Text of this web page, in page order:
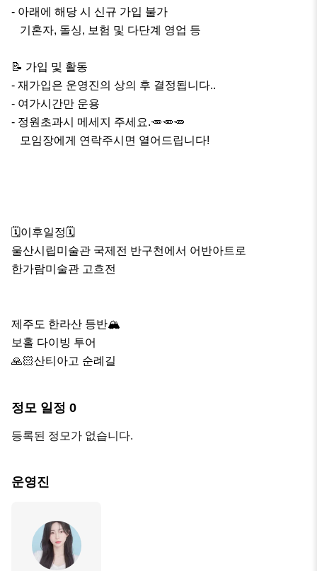
- 아래에 해당 시 신규 가입 불가
📝 가입 및 활동
- 재가입은 운영진의 상의 후 결정됩니다..
- 여가시간만 운용
- 정원초과시 메세지 주세요.🥕🥕🥕
🗓️이후일정🗓️
울산시립미술관 국제전 반구천에서 어반아트로
한가람미술관 고흐전
제주도 한라산 등반🏔️
보홀 다이빙 투어
🙏🏻산티아고 순례길
정모 일정 0
등록된 정모가 없습니다.
운영진